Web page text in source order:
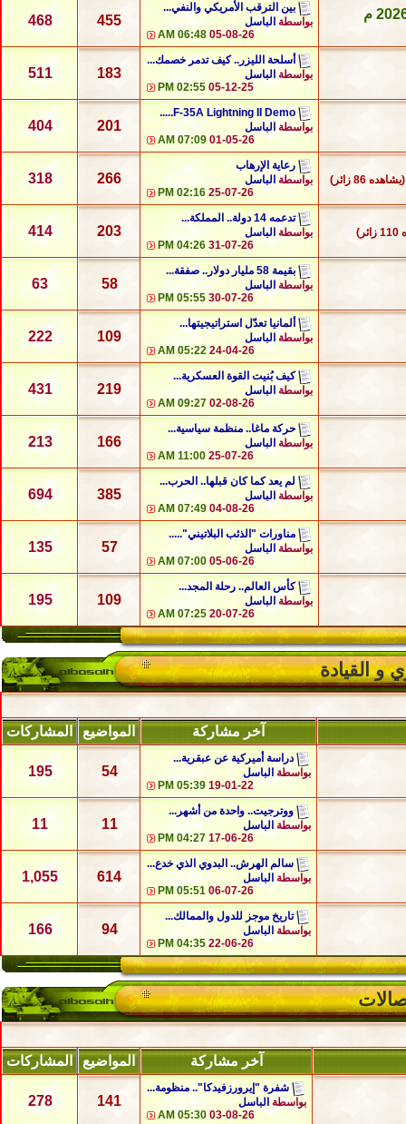
بين الترقب الأمريكي والنفي...
بواسطة الباسل
05-08-26
06:48 AM
455
468
أسلحة الليزر.. كيف تدمر خصمك...
بواسطة الباسل
05-12-25
02:55 PM
183
511
F-35A Lightning II Demo.....
بواسطة الباسل
01-05-26
07:09 AM
201
404
(يشاهده 86 زائر)
رعاية الإرهاب
بواسطة الباسل
25-07-26
02:16 PM
266
318
تدعمه 14 دولة.. المملكة...
بواسطة الباسل
31-07-26
04:26 PM
203
414
بقيمة 58 مليار دولار.. صفقة...
بواسطة الباسل
30-07-26
05:55 PM
58
63
ألمانيا تعدّل استراتيجيتها...
بواسطة الباسل
24-04-26
05:22 AM
109
222
كيف بُنيت القوة العسكرية...
بواسطة الباسل
02-08-26
09:27 AM
219
431
حركة ماغا.. منظمة سياسية...
بواسطة الباسل
25-07-26
11:00 AM
166
213
لم يعد كما كان قبلها.. الحرب...
بواسطة الباسل
04-08-26
07:49 AM
385
694
مناورات "الذئب البلاتيني".....
بواسطة الباسل
05-06-26
07:00 AM
57
135
كأس العالم.. رحلة المجد...
بواسطة الباسل
20-07-26
07:25 AM
109
195
و القيادة
آخر مشاركة المواضيع المشاركات
دراسة أميركية عن عبقرية...
بواسطة الباسل
19-01-22
05:39 PM
54
195
ووترجيت.. واحدة من أشهر...
بواسطة الباسل
17-06-26
04:27 PM
11
11
سالم الهرش.. البدوي الذي خدع...
بواسطة الباسل
06-07-26
05:51 PM
614
1,055
تاريخ موجز للدول والممالك...
بواسطة الباسل
22-06-26
04:35 PM
94
166
آخر مشاركة المواضيع المشاركات
شفرة "إيرورزفيدكا".. منظومة...
بواسطة الباسل
03-08-26
05:30 AM
141
278